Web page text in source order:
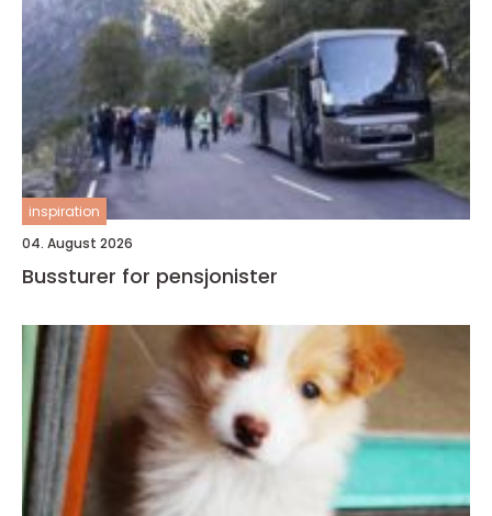
inspiration
04. August 2026
Bussturer for pensjonister